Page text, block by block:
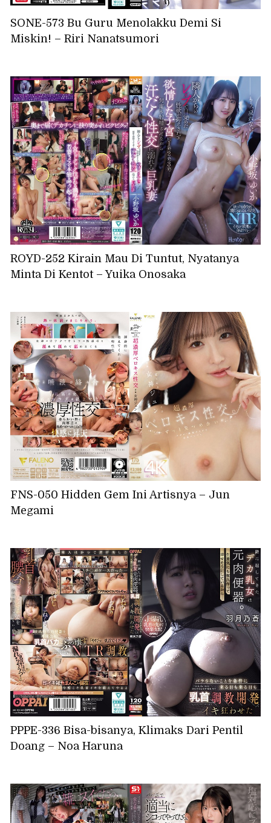
SONE-573 Bu Guru Menolakku Demi Si
Miskin! – Riri Nanatsumori
ROYD-252 Kirain Mau Di Tuntut, Nyatanya
Minta Di Kentot – Yuika Onosaka
FNS-050 Hidden Gem Ini Artisnya – Jun
Megami
PPPE-336 Bisa-bisanya, Klimaks Dari Pentil
Doang – Noa Haruna